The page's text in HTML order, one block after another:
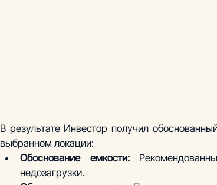
В результате Инвестор получил
выбранном локации:
Обоснование емкости:
недозагрузки.